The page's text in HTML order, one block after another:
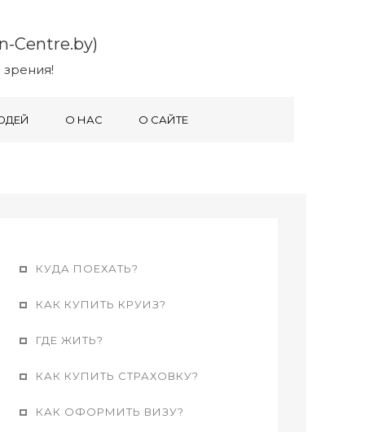
Centre.by)
О НАС О САЙТЕ
КУДА ПОЕХАТЬ?
КАК КУПИТЬ КРУИЗ?
ГДЕ ЖИТЬ?
КАК КУПИТЬ СТРАХОВКУ?
КАК ОФОРМИТЬ ВИЗУ?